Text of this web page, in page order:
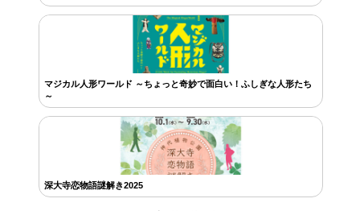
マジカル人形ワールド ～ちょっと奇妙で面白い！ふしぎな人形たち
～
深大寺恋物語謎解き2025